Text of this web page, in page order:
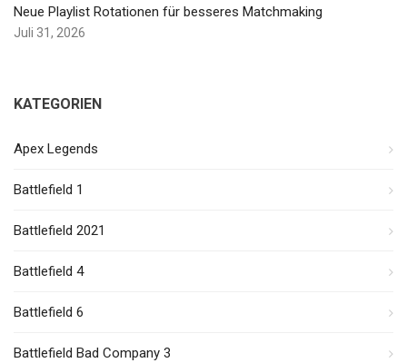
Neue Playlist Rotationen für besseres Matchmaking
Juli 31, 2026
KATEGORIEN
Apex Legends
Battlefield 1
Battlefield 2021
Battlefield 4
Battlefield 6
Battlefield Bad Company 3